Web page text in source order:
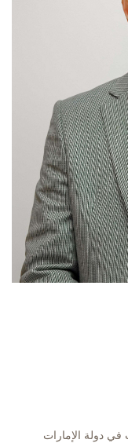
دولة الإمارات